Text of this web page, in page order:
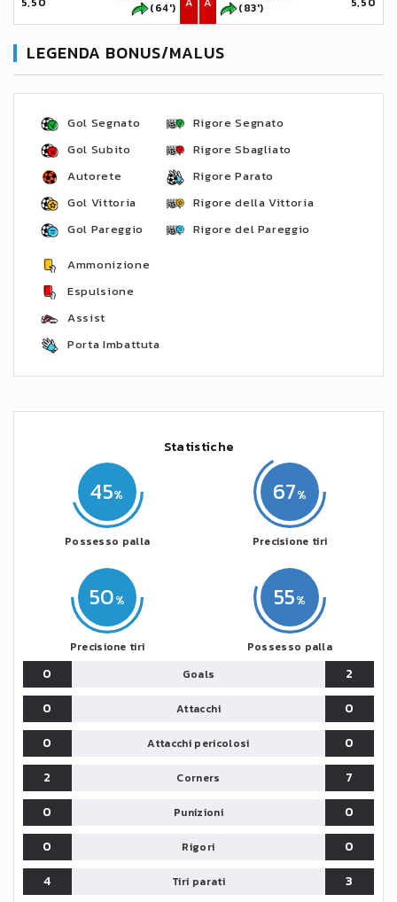
(64')
(83')
LEGENDA BONUS/MALUS
Gol Segnato
Gol Subito
Autorete
Gol Vittoria
Gol Pareggio
Rigore Segnato
Rigore Sbagliato
Rigore Parato
Rigore della Vittoria
Rigore del Pareggio
Ammonizione
Espulsione
Assist
Porta Imbattuta
Statistiche
45
Possesso palla
50
Precisione tiri
55
Possesso palla
67
Precisione tiri
0 Goals
2
0
Attacchi
0
0
Attacchi pericolosi
0
2
Corners
7
0
Punizioni
0
0
Rigori
0
4
Tiri parati 3